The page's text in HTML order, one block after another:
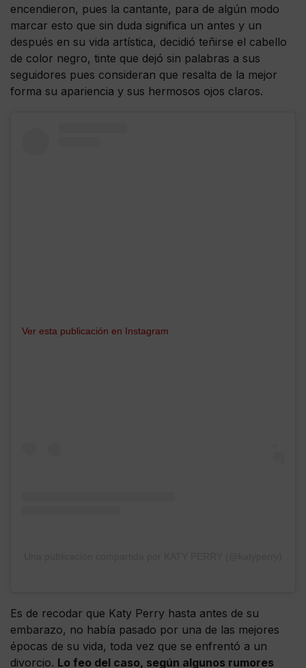
encendieron, pues la cantante, para de algún modo
marcar esto que sin duda significa un antes y un
después en su vida artística, decidió teñirse el cabello
de color negro, tinte que dejó sin palabras a sus
seguidores pues consideran que resalta de la mejor
forma su apariencia y sus hermosos ojos claros.
Ver esta publicación en Instagram
Es de recodar que Katy Perry hasta antes de su
embarazo, no había pasado por una de las mejores
épocas de su vida, toda vez que se enfrentó a un
divorcio. Lo feo del caso, según algunos rumores